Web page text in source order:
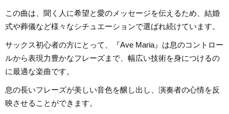
この曲は、聞く人に希望と愛のメッセージを伝えるため、結婚
式や葬儀など様々なシチュエーションで選ばれ続けています。
サックス初心者の方にとって、『Ave Maria』は息のコントロー
ルから表現力豊かなフレーズまで、幅広い技術を身につけるの
に最適な楽曲です。
息の長いフレーズが美しい音色を醸し出し、演奏者の心情を反
映させることができます。